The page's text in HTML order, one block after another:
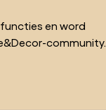
en word
community.